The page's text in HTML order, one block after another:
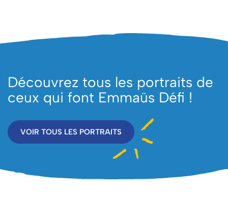
Découvrez tous les portraits de
ceux qui font Emmaüs Défi !
VOIR TOUS LES PORTRAITS